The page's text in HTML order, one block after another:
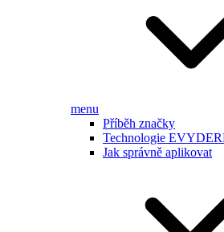
menu
Příběh značky
Technologie
Jak správně aplikovat